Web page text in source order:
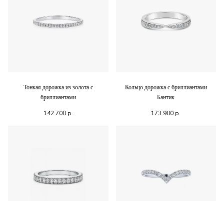
Тонкая дорожка из золота с
бриллиантами
142 700р.
Кольцо дорожка с бриллиантами
Бантик
173 900 р.